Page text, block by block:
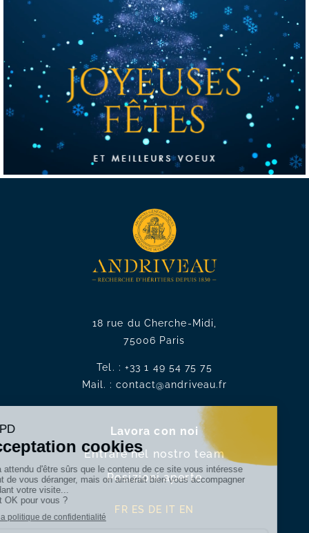
18 rue du Cherche-Midi,
75006 Paris
Tel. : +33 1 49 54 75 75
Mail. :contact@andriveau.fr
Lavora con noi
Entrare nel nostro team
Posizioni aperte
FR ES DE IT EN